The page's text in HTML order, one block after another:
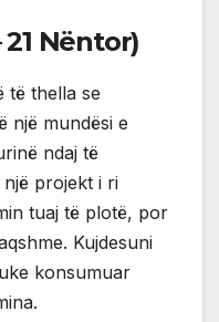
Nëntor)
të thella se
një mundësi e
ndaj të
projekt i ri
tuaj të plotë, por
Kujdesuni
konsumuar